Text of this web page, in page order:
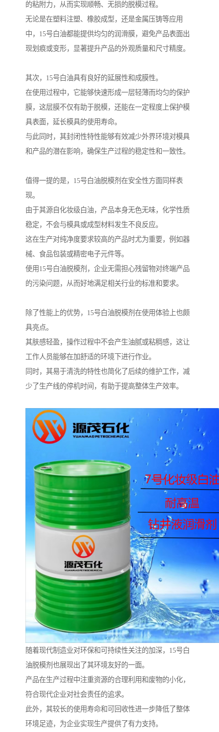
的粘附力，从而实现顺畅、无损的脱模过程。
无论是在塑料注塑、橡胶成型，还是金属压铸等应用
中，15号白油都能提供均匀的润滑膜，避免产品表面出
现划痕或变形，显著提升产品的外观质量和尺寸精度。
其次，15号白油具有良好的延展性和成膜性。
在使用过程中，它能够快速形成一层轻薄而均匀的保护
膜，这层膜不仅有助于脱模，还能在一定程度上保护模
具表面，延长模具的使用寿命。
与此同时，其封闭性特性能够有效减少外界环境对模具
和产品的潜在影响，确保生产过程的稳定性和一致性。
值得一提的是，15号白油脱模剂在安全性方面同样表
现。
由于其源自化妆级白油，产品本身无色无味，化学性质
稳定，不会与模具或成型材料发生不良反应。
这在生产对纯净度要求较高的产品时尤为重要，例如器
械、食品包装或精密电子元件等。
使用15号白油脱模剂，企业无需担心残留物对终端产品
的污染问题，从而好地满足相关行业的标准和要求。
除了性能上的优势，15号白油脱模剂在使用体验上也颇
具亮点。
其肤感轻盈，操作过程中不会产生油腻或粘稠感，这让
工作人员能够在加舒适的环境下进行作业。
同时，其易于清洗的特性也简化了后续的维护工作，减
少了生产线的停机时间，有助于提高整体生产效率。
随着现代制造业对环保和可持续性关注的加深，15号白
油脱模剂也展现出了其环境友好的一面。
产品在生产过程中注重资源的合理利用和废物的小化，
符合现代企业对社会责任的追求。
此外，其较长的使用寿命和可回收性进一步降低了整体
环境足迹，为企业实现生产提供了有力支持。